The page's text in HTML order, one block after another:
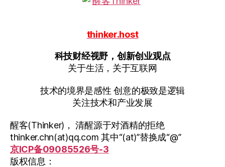
thinker.host
科技财经视野，创新创业观点
关于生活，关于互联网
技术的境界是感性 创意的极致是逻辑
关注技术和产业发展
醒客(Thinker)， 清醒源于对酒精的拒绝
thinker.chn(at)qq.com 其中“(at)”替换成“@”
京ICP备09085526号-3
版权信息：